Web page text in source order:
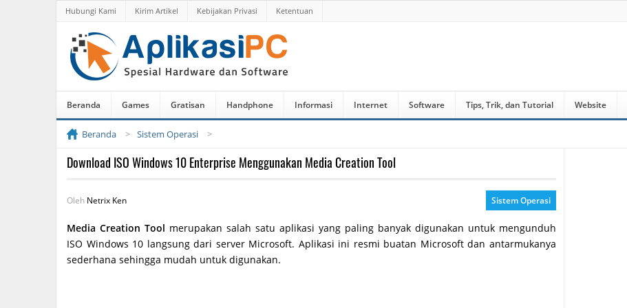
Hubungi Kami Kirim Artikel Kebijakan Privasi Ketentuan
Beranda Games Gratisan Handphone Informasi Internet Software Tips, Trik, dan Tutorial Website
Beranda Sistem Operasi
Download ISO Windows 10 Enterprise Menggunakan Media Creation Tool
Oleh Netrix Ken Sistem Operasi
Media Creation Tool merupakan salah satu aplikasi yang paling banyak digunakan untuk mengunduh
ISO Windows 10 langsung dari server Microsoft. Aplikasi ini resmi buatan Microsoft dan antarmukanya
sederhana sehingga mudah untuk digunakan.